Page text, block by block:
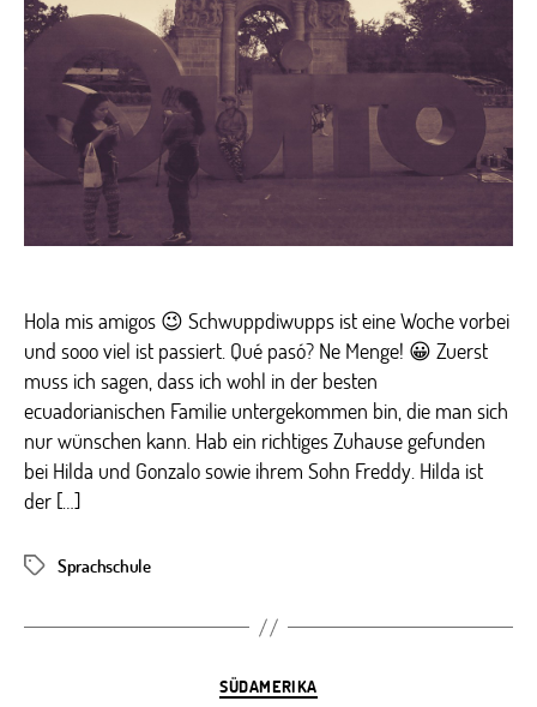
Hola mis amigos 😉 Schwuppdiwupps ist eine Woche vorbei
und sooo viel ist passiert. Qué pasó? Ne Menge! 😀 Zuerst
muss ich sagen, dass ich wohl in der besten
ecuadorianischen Familie untergekommen bin, die man sich
nur wünschen kann. Hab ein richtiges Zuhause gefunden
bei Hilda und Gonzalo sowie ihrem Sohn Freddy. Hilda ist
der […]
Schlagwörter
Sprachschule
Kategorien
SÜDAMERIKA